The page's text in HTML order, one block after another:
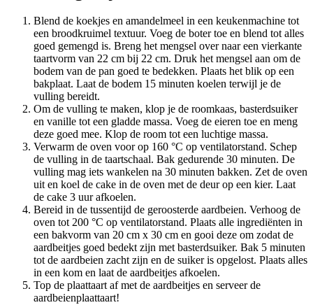
Blend de koekjes en amandelmeel in een keukenmachine tot
een broodkruimel textuur. Voeg de boter toe en blend tot alles
goed gemengd is. Breng het mengsel over naar een vierkante
taartvorm van 22 cm bij 22 cm. Druk het mengsel aan om de
bodem van de pan goed te bedekken. Plaats het blik op een
bakplaat. Laat de bodem 15 minuten koelen terwijl je de
vulling bereidt.
Om de vulling te maken, klop je de roomkaas, basterdsuiker
en vanille tot een gladde massa. Voeg de eieren toe en meng
deze goed mee. Klop de room tot een luchtige massa.
Verwarm de oven voor op 160 °C op ventilatorstand. Schep
de vulling in de taartschaal. Bak gedurende 30 minuten. De
vulling mag iets wankelen na 30 minuten bakken. Zet de oven
uit en koel de cake in de oven met de deur op een kier. Laat
de cake 3 uur afkoelen.
Bereid in de tussentijd de geroosterde aardbeien. Verhoog de
oven tot 200 °C op ventilatorstand. Plaats alle ingrediënten in
een bakvorm van 20 cm x 30 cm en gooi deze om zodat de
aardbeitjes goed bedekt zijn met basterdsuiker. Bak 5 minuten
tot de aardbeien zacht zijn en de suiker is opgelost. Plaats alles
in een kom en laat de aardbeitjes afkoelen.
Top de plaattaart af met de aardbeitjes en serveer de
aardbeienplaattaart!